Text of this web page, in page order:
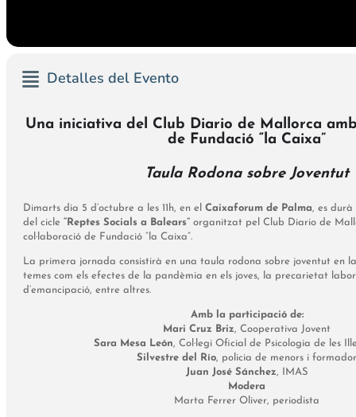
Detalles del Evento
Una iniciativa del Club Diario de Mallorca
de Fundació “la Caixa”
Taula Rodona sobre Joventut
Dimarts dia 5 d’octubre a les 11h, en el Caixaforum de Palma, es
del cicle “Reptes Socials a Balears” organitzat pel Club Diario de
col·laboració de Fundació “la Caixa”.
La primera jornada consistirà en una taula rodona sobre joventut en
temes com els efectes de la pandèmia en els joves, la precarietat
d’emancipació, entre altres.
Amb la participació de:
Mari Cruz Briz, Cooperativa Jovent
Sara Mesa León, Col·legi Oficial de Psicologia de les
Silvestre del Río, policia de menors i formador
Juan José Sánchez, IMAS
Modera
Marta Ferrer Oliver, periodista